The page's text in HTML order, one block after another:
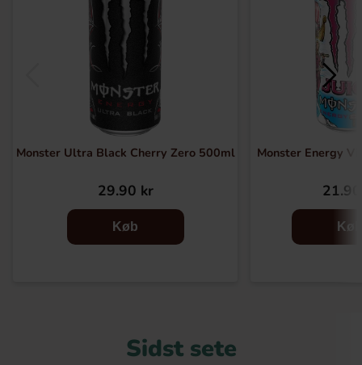
Monster Ultra Black Cherry Zero 500ml
29.90 kr
Køb
Monster Energy
Køb
Sidst sete